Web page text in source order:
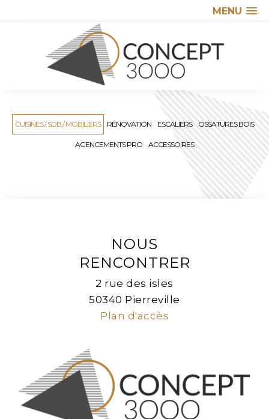
MENU
CUISINES / SDB / MOBILIERS RÉNOVATION ESCALIERS OSSATURES BOIS
AGENCEMENTS PRO ACCESSOIRES
NOUS
RENCONTRER
2 rue des isles
50340 Pierreville
Plan d'accès